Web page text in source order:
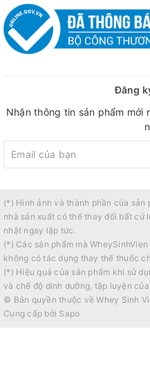
Đăng
Nhận thông tin sản phẩm mới
(*) Hình ảnh và thành phần của
nhà sản xuất có thể thay đổi bất cứ
nhật ngay lập tức.
(*) Các sản phẩm mà
không có tác dụng thay thế thuốc
(*) Hiệu quả của sản phẩm khi sử
và chế độ dinh dưỡng, tập luyện
© Bản quyền thuộc vềWhey Sinh
Cung cấp bởi Sapo